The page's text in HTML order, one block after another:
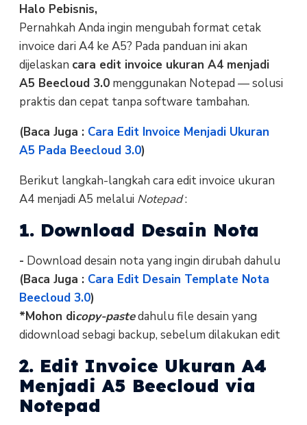
Halo Pebisnis,
Pernahkah Anda ingin mengubah format cetak
invoice dari A4 ke A5? Pada panduan ini akan
dijelaskan cara edit invoice ukuran A4 menjadi
A5 Beecloud 3.0menggunakan Notepad — solusi
praktis dan cepat tanpa software tambahan.
(Baca Juga : Cara Edit Invoice Menjadi Ukuran
A5 Pada Beecloud 3.0)
Berikut langkah-langkah cara edit invoice ukuran
A4 menjadi A5 melalui Notepad:
1. Download Desain Nota
- Download desain nota yang ingin dirubah dahulu
(Baca Juga : Cara Edit Desain Template Nota
Beecloud 3.0)
*Mohon dicopy-pastedahulu file desain yang
didownload sebagi backup, sebelum dilakukan edit
2. Edit Invoice Ukuran A4
Menjadi A5 Beecloud via
Notepad